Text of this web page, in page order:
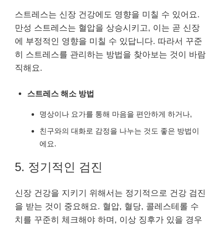
스트레스는 신장 건강에도 영향을 미칠 수 있어요.
만성 스트레스는 혈압을 상승시키고, 이는 곧 신장
에 부정적인 영향을 미칠 수 있답니다. 따라서 꾸준
히 스트레스를 관리하는 방법을 찾아보는 것이 바람
직해요.
스트레스 해소 방법
명상이나 요가를 통해 마음을 편안하게 하거나,
친구와의 대화로 감정을 나누는 것도 좋은 방법이
에요.
5. 정기적인 검진
신장 건강을 지키기 위해서는 정기적으로 건강 검진
을 받는 것이 중요해요. 혈압, 혈당, 콜레스테롤 수
치를 꾸준히 체크해야 하며, 이상 징후가 있을 경우